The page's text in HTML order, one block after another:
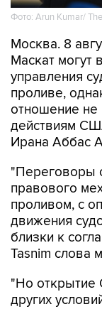
Фото: Arun Kumar/
Москва. 8
Маскат могут
управления
проливе,
отношение не
действиям
Ирана Аббас
"Переговоры
правового
проливом, с
движения
близки к
Tasnim слова
"Но открытие
других